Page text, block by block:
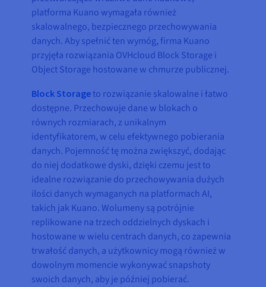
platforma Kuano wymagała również
skalowalnego, bezpiecznego przechowywania
danych. Aby spełnić ten wymóg, firma Kuano
przyjęła rozwiązania OVHcloud Block Storage i
Object Storage hostowane w chmurze publicznej.
Block Storageto rozwiązanie skalowalne i łatwo
dostępne. Przechowuje dane w blokach o
równych rozmiarach, z unikalnym
identyfikatorem, w celu efektywnego pobierania
danych. Pojemność tę można zwiększyć, dodając
do niej dodatkowe dyski, dzięki czemu jest to
idealne rozwiązanie do przechowywania dużych
ilości danych wymaganych na platformach AI,
takich jak Kuano. Wolumeny są potrójnie
replikowane na trzech oddzielnych dyskach i
hostowane w wielu centrach danych, co zapewnia
trwałość danych, a użytkownicy mogą również w
dowolnym momencie wykonywać snapshoty
swoich danych, aby je później pobierać.